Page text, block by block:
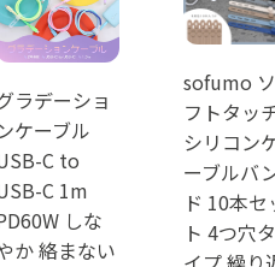
ラデーショ
ケーブル
C to
C 1m
しな
か 絡まない
sofumo ソ
フトタッ
シリコン
ーブルバ
ド 10本セ
ト 4つ穴タ